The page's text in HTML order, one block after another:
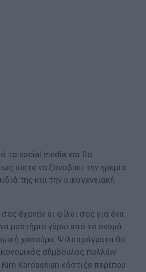
τα social media και θα
ώστε να ξαναβρει την ηρεμία
της και την οικογενειακή
έχαναν οι φίλοι σας για ένα
μυστήριο γύρω από το όνομά
χασούρα. Ψιλοπράγματα θα
σύμβουλος πολλών
Kardashian κόστιζε περίπου